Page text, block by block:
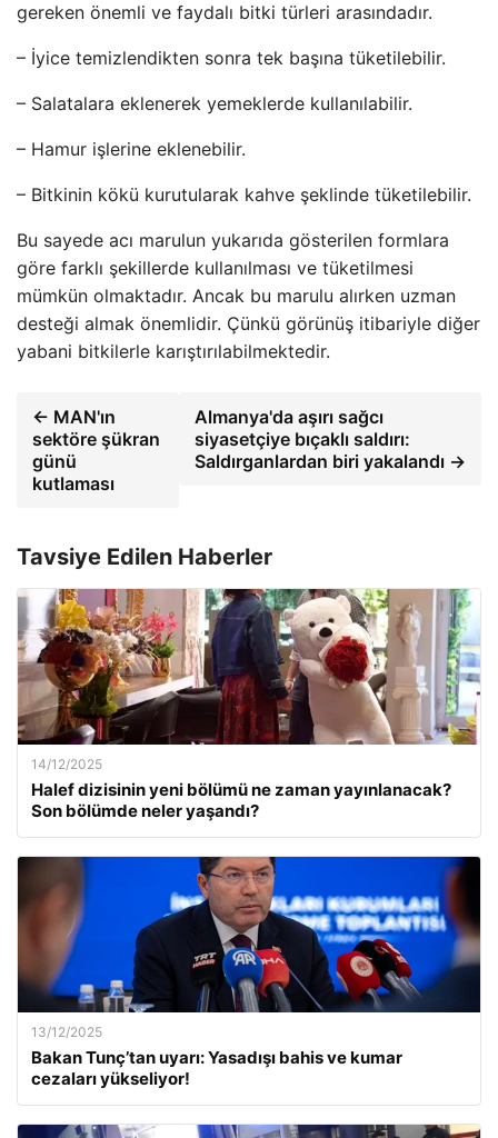
gereken önemli ve faydalı bitki türleri arasındadır.
– İyice temizlendikten sonra tek başına tüketilebilir.
– Salatalara eklenerek yemeklerde kullanılabilir.
– Hamur işlerine eklenebilir.
– Bitkinin kökü kurutularak kahve şeklinde tüketilebilir.
Bu sayede acı marulun yukarıda gösterilen formlara
göre farklı şekillerde kullanılması ve tüketilmesi
mümkün olmaktadır. Ancak bu marulu alırken uzman
desteği almak önemlidir. Çünkü görünüş itibariyle diğer
yabani bitkilerle karıştırılabilmektedir.
← MAN'ın
sektöre şükran
günü
kutlaması
Almanya'da aşırı sağcı
siyasetçiye bıçaklı saldırı:
Saldırganlardan biri yakalandı →
Tavsiye Edilen Haberler
14/12/2025
Halef dizisinin yeni bölümü ne zaman yayınlanacak?
Son bölümde neler yaşandı?
13/12/2025
Bakan Tunç’tan uyarı: Yasadışı bahis ve kumar
cezaları yükseliyor!